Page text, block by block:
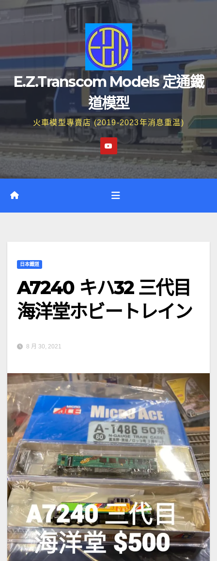
E.Z.Transcom Models 定通鐵
道模型
火車模型專賣店 (2019-2023年消息重温)
日本鐡道
A7240 キハ32 三代目
海洋堂ホビートレイン
8 月 30, 2021